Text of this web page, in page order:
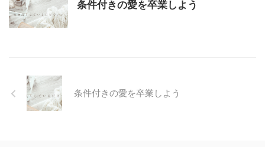
条件付きの愛を卒業しよう
条件付きの愛を卒業しよう